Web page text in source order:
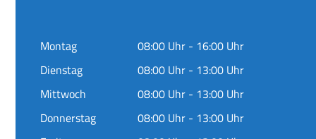
Montag
08:00 Uhr - 16:00 Uhr
Dienstag
08:00 Uhr - 13:00 Uhr
Mittwoch
08:00 Uhr - 13:00 Uhr
Donnerstag
08:00 Uhr - 13:00 Uhr